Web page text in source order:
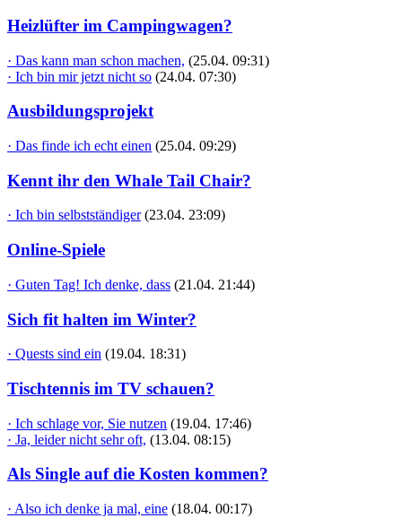
Heizlüfter im Campingwagen?
· Das kann man schon machen, (25.04. 09:31)
· Ich bin mir jetzt nicht so (24.04. 07:30)
Ausbildungsprojekt
· Das finde ich echt einen (25.04. 09:29)
Kennt ihr den Whale Tail Chair?
· Ich bin selbstständiger (23.04. 23:09)
Online-Spiele
· Guten Tag! Ich denke, dass (21.04. 21:44)
Sich fit halten im Winter?
· Quests sind ein (19.04. 18:31)
Tischtennis im TV schauen?
· Ich schlage vor, Sie nutzen (19.04. 17:46)
· Ja, leider nicht sehr oft, (13.04. 08:15)
Als Single auf die Kosten kommen?
· Also ich denke ja mal, eine (18.04. 00:17)